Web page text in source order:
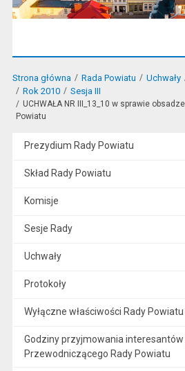
Strona główna Rada Powiatu Uchwały
Rok 2010
Sesja III
UCHWAŁA NR III_13_10 w sprawie
Powiatu
Prezydium Rady Powiatu
Skład Rady Powiatu
Komisje
Sesje Rady
Uchwały
Protokoły
Wyłączne właściwości Rady Powiatu
Godziny przyjmowania
Przewodniczącego Rady Powiatu